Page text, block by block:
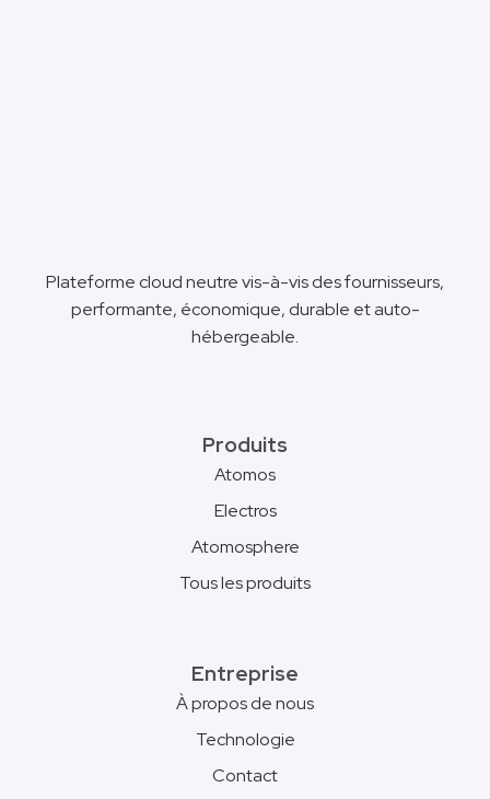
Plateforme cloud neutre vis-à-vis des fournisseurs,
performante, économique, durable et auto-
hébergeable.
Produits
Atomos
Electros
Atomosphere
Tous les produits
Entreprise
À propos de nous
Technologie
Contact